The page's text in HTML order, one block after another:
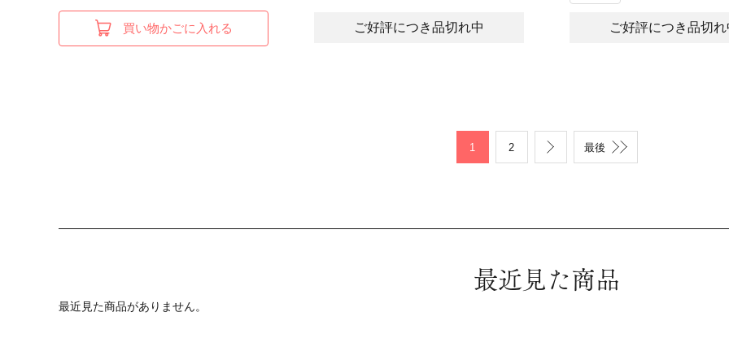
買い物かごに入れる ご好評につき品切れ中 ご好評につき品切れ
1 2 最後
最近見た商品
最近見た商品がありません。